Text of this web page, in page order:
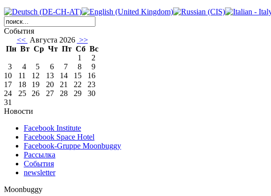
События
<< Августа 2026 >>
Пн Вт Ср Чт Пт Сб Вс
1
2
3
4 5 6 7 8
9
10
11 12 13 14 15
16
17
18 19 20 21 22
23
24
25 26 27 28 29
30
31
Новости
Facebook Institute
Facebook Space Hotel
Facebook-Gruppe Moonbuggy
Рассылка
События
newsletter
Moonbuggy